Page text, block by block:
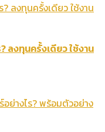
ลงทุนครั้งเดียว ใช้งาน